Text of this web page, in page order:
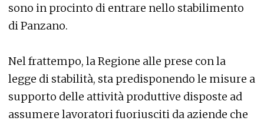
sono in procinto di entrare nello stabilimento
di Panzano.
Nel frattempo, la Regione alle prese con la
legge di stabilità, sta predisponendo le misure a
supporto delle attività produttive disposte ad
assumere lavoratori fuoriusciti da aziende che